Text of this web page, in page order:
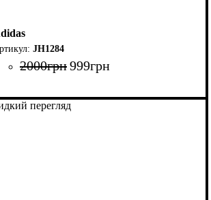
JH1284
2000грн999грн
перегляд